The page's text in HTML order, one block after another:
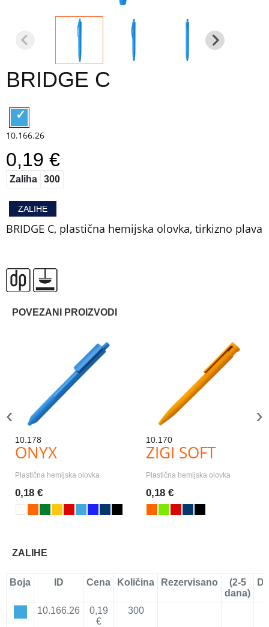
BRIDGE C
10.166.26
0,19 €
Zaliha 300
ZALIHE
BRIDGE C, plastična hemijska olovka, tirkizno plava
POVEZANI PROIZVODI
10.178
ONYX
Plastična hemijska olovka
0,18 €
10.170
ZIGI SOFT
Plastična hemijska olovka
0,18 €
‹ ›
ZALIHE
Boja ID Cena Količina Rezervisano
(2-5
dana)
10.166.26
0,19
€
300